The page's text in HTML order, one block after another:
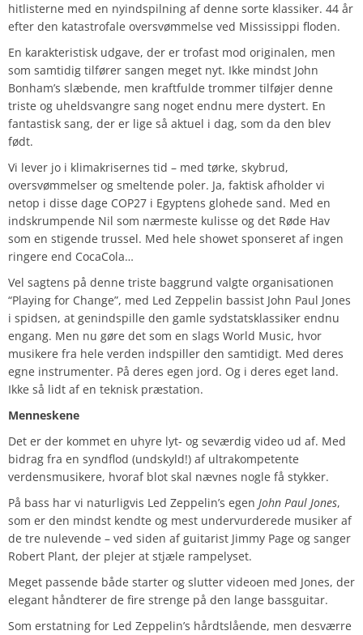
hitlisterne med en nyindspilning af denne sorte klassiker. 44 år
efter den katastrofale oversvømmelse ved Mississippi floden.
En karakteristisk udgave, der er trofast mod originalen, men
som samtidig tilfører sangen meget nyt. Ikke mindst John
Bonham’s slæbende, men kraftfulde trommer tilføjer denne
triste og uheldsvangre sang noget endnu mere dystert. En
fantastisk sang, der er lige så aktuel i dag, som da den blev
født.
Vi lever jo i klimakrisernes tid – med tørke, skybrud,
oversvømmelser og smeltende poler. Ja, faktisk afholder vi
netop i disse dage COP27 i Egyptens glohede sand. Med en
indskrumpende Nil som nærmeste kulisse og det Røde Hav
som en stigende trussel. Med hele showet sponseret af ingen
ringere end CocaCola…
Vel sagtens på denne triste baggrund valgte organisationen
“Playing for Change”, med Led Zeppelin bassist John Paul Jones
i spidsen, at genindspille den gamle sydstatsklassiker endnu
engang. Men nu gøre det som en slags World Music, hvor
musikere fra hele verden indspiller den samtidigt. Med deres
egne instrumenter. På deres egen jord. Og i deres eget land.
Ikke så lidt af en teknisk præstation.
Menneskene
Det er der kommet en uhyre lyt- og seværdig video ud af. Med
bidrag fra en syndflod (undskyld!) af ultrakompetente
verdensmusikere, hvoraf blot skal nævnes nogle få stykker.
På bass har vi naturligvis Led Zeppelin’s egen John Paul Jones,
som er den mindst kendte og mest undervurderede musiker af
de tre nulevende – ved siden af guitarist Jimmy Page og sanger
Robert Plant, der plejer at stjæle rampelyset.
Meget passende både starter og slutter videoen med Jones, der
elegant håndterer de fire strenge på den lange bassguitar.
Som erstatning for Led Zeppelin’s hårdtslående, men desværre